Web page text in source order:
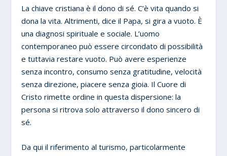
La chiave cristiana è il dono di sé. C’è vita quando si
dona la vita. Altrimenti, dice il Papa, si gira a vuoto. È
una diagnosi spirituale e sociale. L’uomo
contemporaneo può essere circondato di possibilità
e tuttavia restare vuoto. Può avere esperienze
senza incontro, consumo senza gratitudine, velocità
senza direzione, piacere senza gioia. Il Cuore di
Cristo rimette ordine in questa dispersione: la
persona si ritrova solo attraverso il dono sincero di
sé.
Da qui il riferimento al turismo, particolarmente